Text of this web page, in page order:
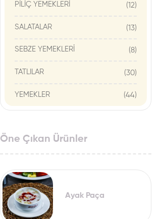
PİLİÇ YEMEKLERİ (12)
SALATALAR (13)
SEBZE YEMEKLERİ (8)
TATLILAR (30)
YEMEKLER (44)
Öne Çıkan Ürünler
Ayak Paça